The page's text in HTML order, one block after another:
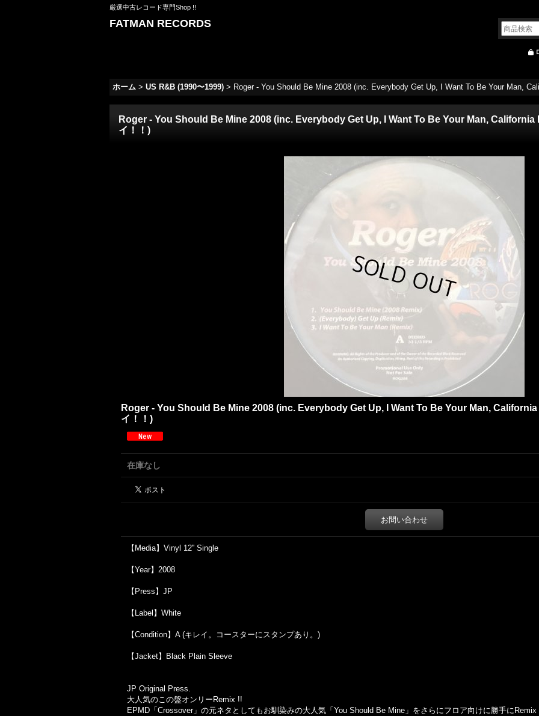
厳選中古レコード専門Shop !!
FATMAN RECORDS
ホーム > US R&B (1990〜1999) > Roger - You Should Be Mine 2008 (inc. Everybody Get Up, I Want To Be Your Man,
Roger - You Should Be Mine 2008 (inc. Everybody Get Up, I Want To Be Your Man, California
イ！！)
Roger - You Should Be Mine 2008 (inc. Everybody Get Up, I Want To Be Your Man,
イ！！)
在庫なし
お問い合わせ
【Media】Vinyl 12'' Single
【Year】2008
【Press】JP
【Label】White
【Condition】A (キレイ。コースターにスタンプあり。)
【Jacket】Black Plain Sleeve
JP Original Press.
大人気のこの盤オンリーRemix !!
EPMD「Crossover」の元ネタとしてもお馴染みの大人気「You Should Be Mine」をさらにフロア向けに勝手にRemix